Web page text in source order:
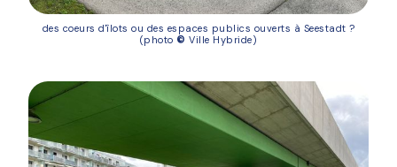
des coeurs d'îlots ou des espaces publics ouverts à Seestadt ?
(photo ©Ville Hybride)